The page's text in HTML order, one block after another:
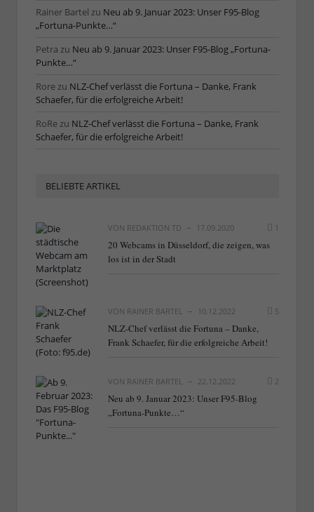
Rainer Bartel zu Neu ab 9. Januar 2023: Unser F95-Blog
„Fortuna-Punkte…“
Petra zu Neu ab 9. Januar 2023: Unser F95-Blog „Fortuna-
Punkte…“
Rorezu NLZ-Chef verlässt die Fortuna – Danke, Frank
Schaefer, für die erfolgreiche Arbeit!
RoRezu NLZ-Chef verlässt die Fortuna – Danke, Frank
Schaefer, für die erfolgreiche Arbeit!
BELIEBTE ARTIKEL
VON REDAKTION TD 17.09.2020 1
20 Webcams in Düsseldorf, die zeigen, was
los ist in der Stadt
VON RAINER BARTEL 10.12.2022 5
NLZ-Chef verlässt die Fortuna – Danke,
Frank Schaefer, für die erfolgreiche Arbeit!
VON RAINER BARTEL 22.12.2022 2
Neu ab 9. Januar 2023: Unser F95-Blog
„Fortuna-Punkte…“